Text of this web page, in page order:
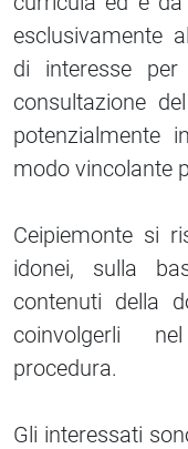
esclusivamente
di interesse
consultazione
potenzialmente
modo vincolante
Ceipiemonte si
idonei, sulla
contenuti della
coinvolgerli
procedura.
Gli interessati